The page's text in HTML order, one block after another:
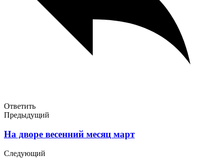
Ответить
Предыдущий
На дворе весенний месяц март
Следующий